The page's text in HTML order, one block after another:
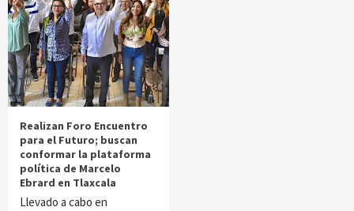
Realizan Foro Encuentro
para el Futuro; buscan
conformar la plataforma
política de Marcelo
Ebrard en Tlaxcala
Llevado a cabo en